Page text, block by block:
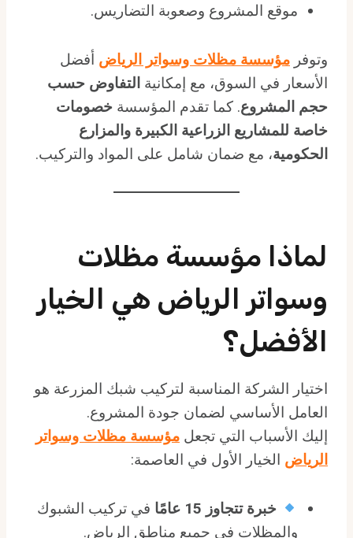
موقع المشروع وصعوبة التضاريس.
وتوفر مؤسسة مظلات وسواتر الرياض أفضل
الأسعار في السوق، مع إمكانية التفاوض حسب
حجم المشروع. كما تقدم المؤسسة خصومات
خاصة للمشاريع الزراعية الكبيرة والمزارع
الحكومية، مع ضمان شامل على المواد والتركيب.
لماذا مؤسسة مظلات
وسواتر الرياض هي الخيار
الأفضل؟
اختيار الشركة المناسبة لتركيب شبك المزرعة هو
العامل الأساسي لضمان جودة المشروع.
إليك الأسباب التي تجعل مؤسسة مظلات وسواتر
الرياض الخيار الأول في العاصمة:
خبرة تتجاوز 15 عامًا
في تركيب الشبوك
والمظلات في جميع مناطق الرياض.